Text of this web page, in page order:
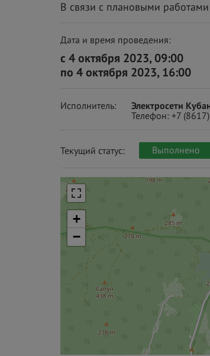
В связи с плановыми работами
Дата и время проведения:
с 4 октября 2023, 09:00
по 4 октября 2023, 16:00
Исполнитель:
Электросети
Телефон: +7
Текущий статус: Выполнено
+
−